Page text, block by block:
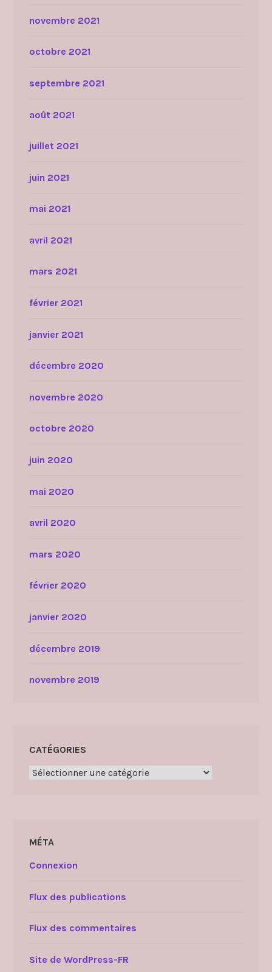
novembre 2021
octobre 2021
septembre 2021
août 2021
juillet 2021
juin 2021
mai 2021
avril 2021
mars 2021
février 2021
janvier 2021
décembre 2020
novembre 2020
octobre 2020
juin 2020
mai 2020
avril 2020
mars 2020
février 2020
janvier 2020
décembre 2019
novembre 2019
CATÉGORIES
Catégories
MÉTA
Connexion
Flux des publications
Flux des commentaires
Site de WordPress-FR